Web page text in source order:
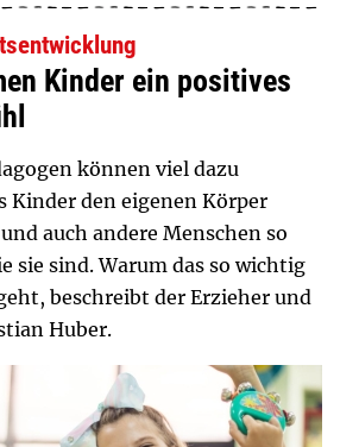
Kinder ein positives
können viel dazu
Kinder den eigenen Körper
auch andere Menschen so
sie sind. Warum das so wichtig
beschreibt der Erzieher und
Huber.